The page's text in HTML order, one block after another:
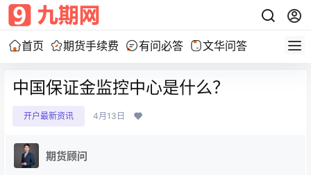
首页 期货手续费 有问必答 文华问答
中国保证金监控中心是什么？
开户最新资讯 4月13日
期货顾问